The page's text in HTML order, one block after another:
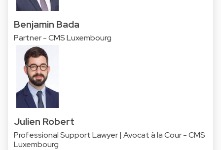
Benjamin Bada
Partner - CMS Luxembourg
Julien Robert
Professional Support Lawyer | Avocat à la Cour - CMS
Luxembourg